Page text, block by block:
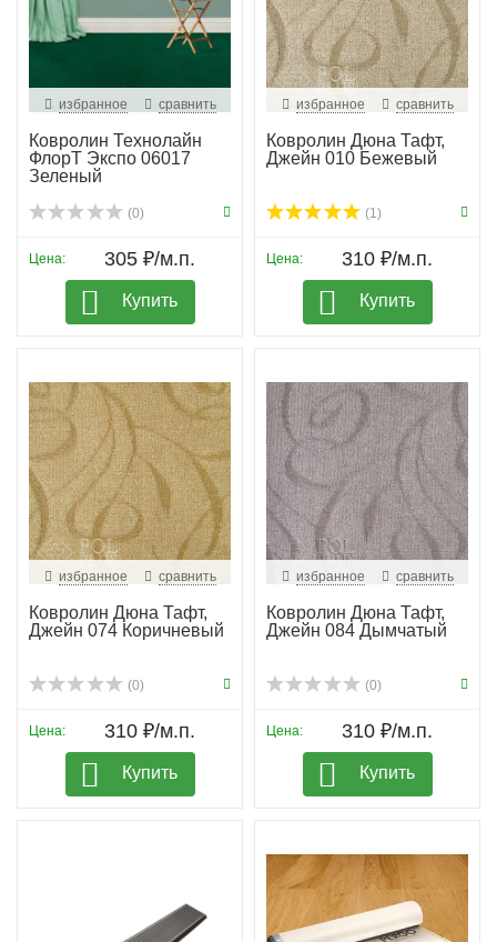
избранное сравнить
Ковролин Технолайн
ФлорТ Экспо 06017
Зеленый
(0)
Цена: 305 ₽/м.п.
Купить
избранное сравнить
Ковролин Дюна Тафт,
Джейн 010 Бежевый
(1)
Цена: 310 ₽/м.п.
Купить
избранное сравнить
Ковролин Дюна Тафт,
Джейн 074 Коричневый
(0)
Цена: 310 ₽/м.п.
Купить
избранное сравнить
Ковролин Дюна Тафт,
Джейн 084 Дымчатый
(0)
Цена: 310 ₽/м.п.
Купить